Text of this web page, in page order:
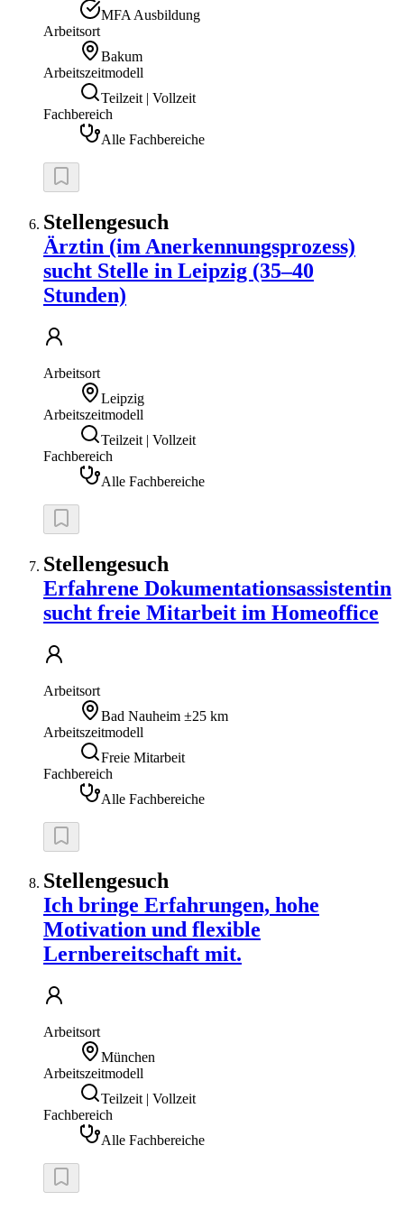
MFA Ausbildung
Arbeitsort
Bakum
Arbeitszeitmodell
Teilzeit | Vollzeit
Fachbereich
Alle Fachbereiche
Stellengesuch
Ärztin (im Anerkennungsprozess)
sucht Stelle in Leipzig (35–40
Stunden)
Arbeitsort
Leipzig
Arbeitszeitmodell
Teilzeit | Vollzeit
Fachbereich
Alle Fachbereiche
Stellengesuch
Erfahrene Dokumentationsassistentin
sucht freie Mitarbeit im Homeoffice
Arbeitsort
Bad Nauheim ±25 km
Arbeitszeitmodell
Freie Mitarbeit
Fachbereich
Alle Fachbereiche
Stellengesuch
Ich bringe Erfahrungen, hohe
Motivation und flexible
Lernbereitschaft mit.
Arbeitsort
München
Arbeitszeitmodell
Teilzeit | Vollzeit
Fachbereich
Alle Fachbereiche